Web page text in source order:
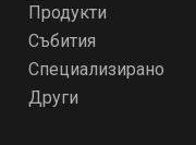
Продукти
Събития
Специализирано
Други